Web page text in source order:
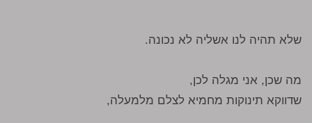
שלא תהיה לנו אשליה לא נכונה.
מה שכן, אני מגלה לכן,
שדווקא תינוקות מחמיא לצלם מלמעלה,